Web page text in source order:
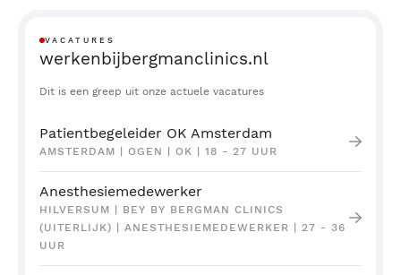
VACATURES
werkenbijbergmanclinics.nl
Dit is een greep uit onze actuele vacatures
Patientbegeleider OK Amsterdam
AMSTERDAM | OGEN | OK | 18 - 27 UUR
Anesthesiemedewerker
HILVERSUM | BEY BY BERGMAN CLINICS
(UITERLIJK) | ANESTHESIEMEDEWERKER | 27 - 36
UUR